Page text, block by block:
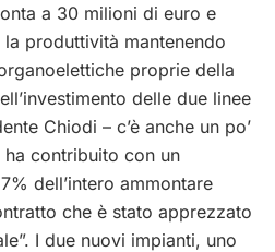
a 30 milioni di euro e
produttività mantenendo
proprie della
delle due linee
Chiodi – c’è anche un po’
contribuito con un
dell’intero ammontare
che è stato apprezzato
I due nuovi impianti, uno